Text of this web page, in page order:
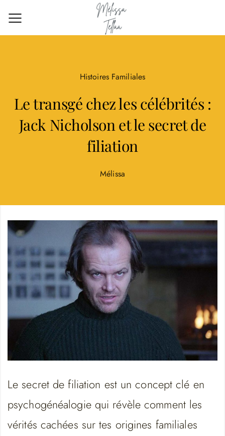
Histoires Familiales
Le transgé chez les célébrités :
Jack Nicholson et le secret de
filiation
Mélissa
Le secret de filiation est un concept clé en
psychogénéalogie qui révèle comment les
vérités cachées sur tes origines familiales